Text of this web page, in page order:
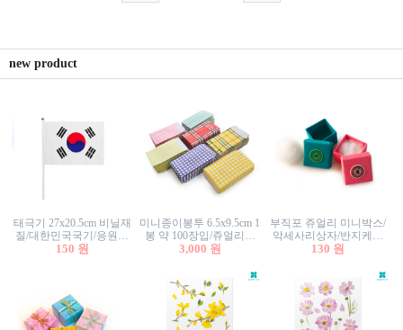
new product
태극기 27x20.5cm 비닐재
질/대한민국국기/응원깃
발/행사깃발
150 원
미니종이봉투 6.5x9.5cm 1
봉 약 100장입/쥬얼리봉
투/증명사진봉투/악세사
3,000 원
부직포 쥬얼리 미니박스/
악세사리상자/반지케이
스/반지상자/귀걸이상자/
130 원